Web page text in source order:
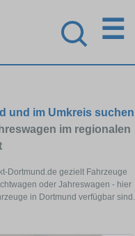
☰
und im Umkreis suchen
im regionalen
Dortmund.de gezielt Fahrzeuge
oder Jahreswagen - hier
in Dortmund verfügbar sind.